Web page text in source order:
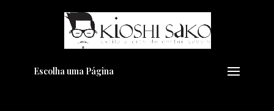
Escolha uma Página
Pensando em transformar seu
Visual??